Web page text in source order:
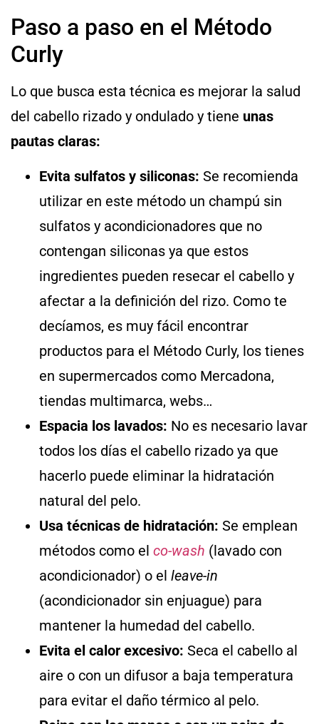
Paso a paso en el Método
Curly
Lo que busca esta técnica es mejorar la salud
del cabello rizado y ondulado y tiene unas
pautas claras:
Evita sulfatos y siliconas: Se recomienda
utilizar en este método un champú sin
sulfatos y acondicionadores que no
contengan siliconas ya que estos
ingredientes pueden resecar el cabello y
afectar a la definición del rizo. Como te
decíamos, es muy fácil encontrar
productos para el Método Curly, los tienes
en supermercados como Mercadona,
tiendas multimarca, webs…
Espacia los lavados: No es necesario lavar
todos los días el cabello rizado ya que
hacerlo puede eliminar la hidratación
natural del pelo.
Usa técnicas de hidratación: Se emplean
métodos como el co-wash (lavado con
acondicionador) o el leave-in
(acondicionador sin enjuague) para
mantener la humedad del cabello.
Evita el calor excesivo: Seca el cabello al
aire o con un difusor a baja temperatura
para evitar el daño térmico al pelo.